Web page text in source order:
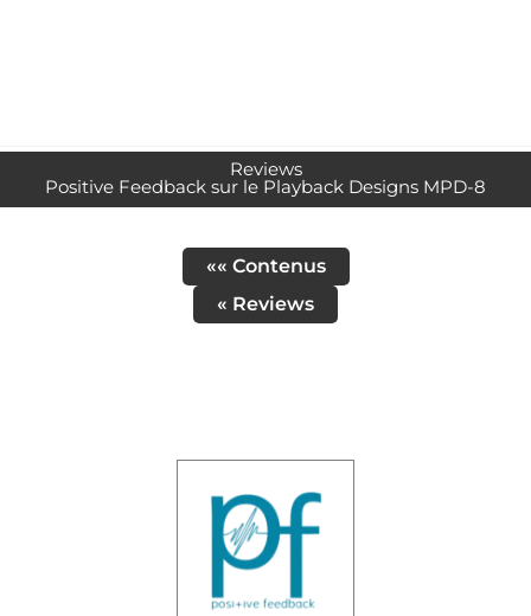
Reviews
Positive Feedback sur le Playback Designs MPD-8
«« Contenus
« Reviews